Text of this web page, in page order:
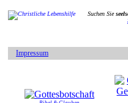
Suchen Sie
Impressum